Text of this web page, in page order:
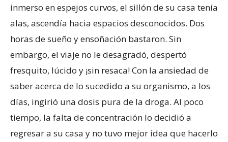
inmerso en espejos curvos, el sillón de su casa tenía
alas, ascendía hacia espacios desconocidos. Dos
horas de sueño y ensoñación bastaron. Sin
embargo, el viaje no le desagradó, despertó
fresquito, lúcido y ¡sin resaca! Con la ansiedad de
saber acerca de lo sucedido a su organismo, a los
días, ingirió una dosis pura de la droga. Al poco
tiempo, la falta de concentración lo decidió a
regresar a su casa y no tuvo mejor idea que hacerlo